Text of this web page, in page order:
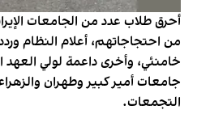
أحرق طلاب عدد من الجامعات
من احتجاجاتهم، أعلام النظام
خامنئي، وأخرى داعمة لولي
جامعات أمير كبير وطهران
التجمعات.